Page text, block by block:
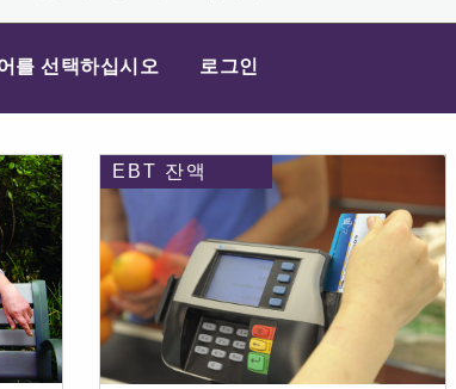
를 선택하십시오 로그인
EBT 잔액